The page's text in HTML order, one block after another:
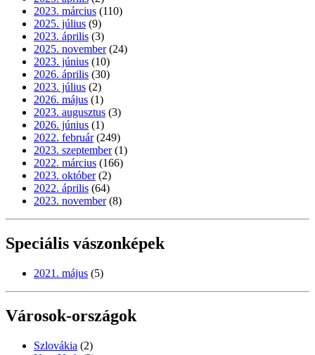
2023. március (110)
2025. július (9)
2023. április (3)
2025. november (24)
2023. június (10)
2026. április (30)
2023. július (2)
2026. május (1)
2023. augusztus (3)
2026. június (1)
2022. február (249)
2023. szeptember (1)
2022. március (166)
2023. október (2)
2022. április (64)
2023. november (8)
Speciális vászonképek
2021. május (5)
Városok-országok
Szlovákia (2)